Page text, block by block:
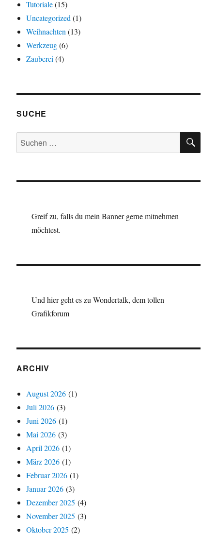
Tutoriale(15)
Uncategorized (1)
Weihnachten (13)
Werkzeug(6)
Zauberei (4)
SUCHE
Suchen
nach:
Greif zu, falls du mein Banner gerne mitnehmen
möchtest.
Und hier geht es zu Wondertalk, dem tollen
Grafikforum
ARCHIV
August 2026 (1)
Juli 2026 (3)
Juni 2026 (1)
Mai 2026 (3)
April 2026 (1)
März 2026 (1)
Februar 2026 (1)
Januar 2026 (3)
Dezember 2025 (4)
November 2025 (3)
Oktober 2025 (2)